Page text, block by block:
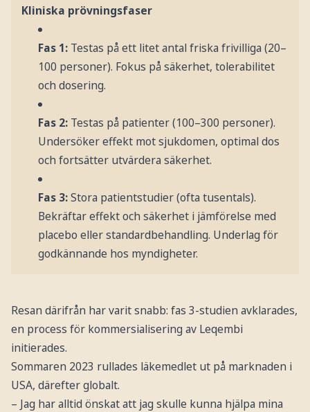
Kliniska prövningsfaser
Fas 1:Testas på ett litet antal friska frivilliga (20–
100 personer). Fokus på säkerhet, tolerabilitet
och dosering.
Fas 2:Testas på patienter (100–300 personer).
Undersöker effekt mot sjukdomen, optimal dos
och fortsätter utvärdera säkerhet.
Fas 3:Stora patientstudier (ofta tusentals).
Bekräftar effekt och säkerhet i jämförelse med
placebo eller standardbehandling. Underlag för
godkännande hos myndigheter.
Resan därifrån har varit snabb: fas 3-studien avklarades,
en process för kommersialisering av Leqembi
initierades.
Sommaren 2023 rullades läkemedlet ut på marknaden i
USA, därefter globalt.
– Jag har alltid önskat att jag skulle kunna hjälpa mina